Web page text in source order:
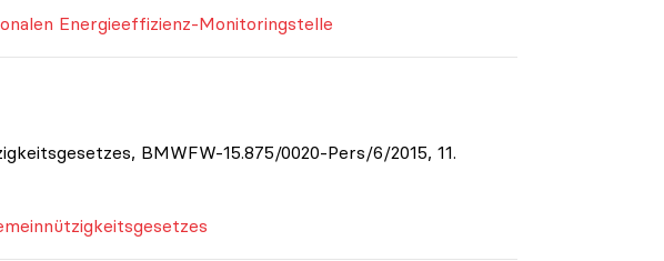
Energieeffizienz-Monitoringstelle
BMWFW-15.875/0020-Pers/6/2015, 11.